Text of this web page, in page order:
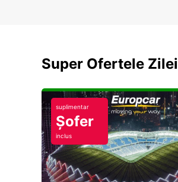
Super Ofertele Zilei
suplimentar
Șofer
inclus